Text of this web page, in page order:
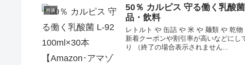
特価
50％ カルピス 守る働く乳酸
品・飲料
レトルト や 缶詰 や 米 や 麺類 や 乾
新着クーポンや割引率が高いなどに
り （終了の場合表示されません...